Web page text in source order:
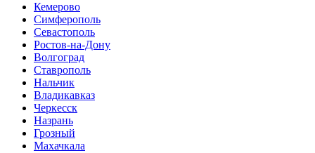
Кемерово
Симферополь
Севастополь
Ростов-на-Дону
Волгоград
Ставрополь
Нальчик
Владикавказ
Черкесск
Назрань
Грозный
Махачкала